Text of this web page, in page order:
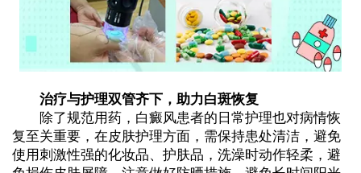
治疗与护理双管齐下，助力白斑恢复
除了规范用药，白癜风患者的日常护理也对病情恢
复至关重要，在皮肤护理方面，需保持患处清洁，避免
使用刺激性强的化妆品、护肤品，洗澡时动作轻柔，避